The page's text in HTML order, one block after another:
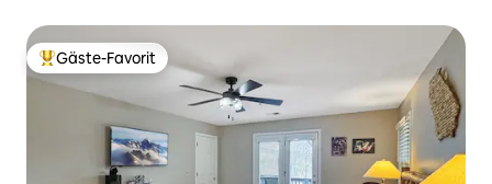
Beliebter Gäste-Favorit.
Gäste-Favorit